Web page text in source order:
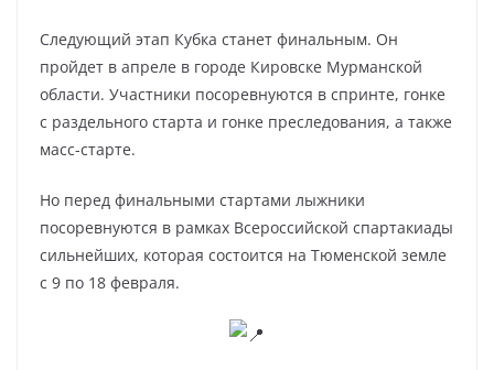
Следующий этап Кубка станет финальным. Он
пройдет в апреле в городе Кировске Мурманской
области. Участники посоревнуются в спринте, гонке
с раздельного старта и гонке преследования, а также
масс-старте.
Но перед финальными стартами лыжники
посоревнуются в рамках Всероссийской спартакиады
сильнейших, которая состоится на Тюменской земле
с 9 по 18 февраля.